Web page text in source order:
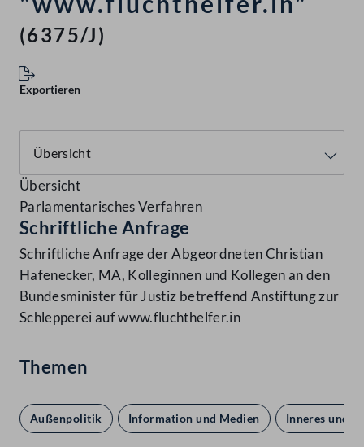
(6375/J)
Exportieren
Übersicht
Parlamentarisches Verfahren
Schriftliche Anfrage
Schriftliche Anfrage der Abgeordneten Christian
Hafenecker, MA, Kolleginnen und Kollegen an den
Bundesminister für Justiz betreffend Anstiftung zur
Schlepperei auf www.fluchthelfer.in
Themen
Außenpolitik Information und Medien Inneres und